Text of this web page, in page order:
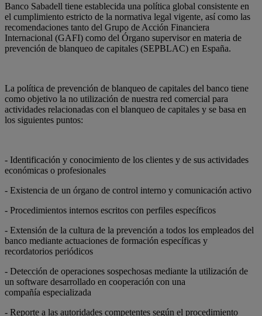
Banco Sabadell tiene establecida una política global consistente en
el cumplimiento estricto de la normativa legal vigente, así como las
recomendaciones tanto del Grupo de Acción Financiera
Internacional (GAFI) como del Órgano supervisor en materia de
prevención de blanqueo de capitales (SEPBLAC) en España.
La política de prevención de blanqueo de capitales del banco tiene
como objetivo la no utilización de nuestra red comercial para
actividades relacionadas con el blanqueo de capitales y se basa en
los siguientes puntos:
- Identificación y conocimiento de los clientes y de sus actividades
económicas o profesionales
- Existencia de un órgano de control interno y comunicación activo
- Procedimientos internos escritos con perfiles específicos
- Extensión de la cultura de la prevención a todos los empleados del
banco mediante actuaciones de formación específicas y
recordatorios periódicos
- Detección de operaciones sospechosas mediante la utilización de
un software desarrollado en cooperación con una
compañía especializada
- Reporte a las autoridades competentes según el procedimiento